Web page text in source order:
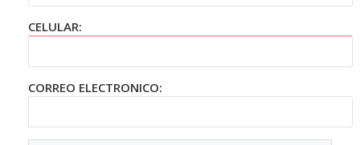
CELULAR:
CORREO ELECTRONICO: